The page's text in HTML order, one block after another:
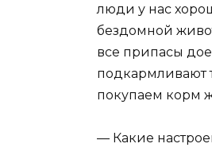
люди у нас
бездомной
все припасы
подкармливают
покупаем корм
— Какие